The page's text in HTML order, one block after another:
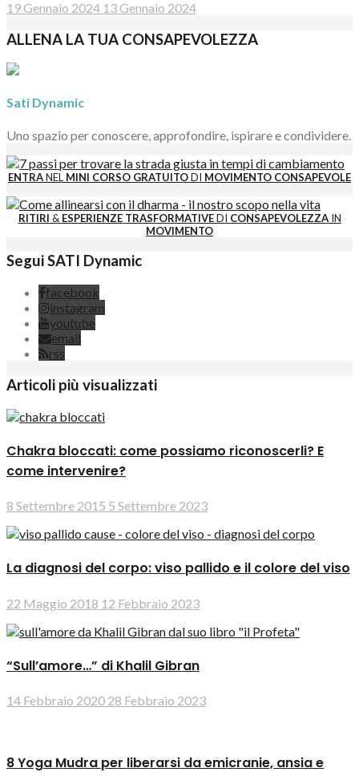
19 Gennaio 2024 13 Gennaio 2024
ALLENA LA TUA CONSAPEVOLEZZA
Sati Dynamic
Uno spazio per conoscere, approfondire, ispirare e condividere.
ENTRANEL MINI CORSO GRATUITODI MOVIMENTO CONSAPEVOLE
RITIRI & ESPERIENZE TRASFORMATIVEDI CONSAPEVOLEZZAIN
MOVIMENTO
Segui SATI Dynamic
facebook
instagram
youtube
email
rss
Articoli più visualizzati
Chakra bloccati: come possiamo riconoscerli? E
come intervenire?
8 Settembre 2015 5 Settembre 2023
La diagnosi del corpo: viso pallido e il colore del viso
22 Maggio 2018 12 Febbraio 2023
“Sull’amore…” di Khalil Gibran
14 Febbraio 2020 28 Febbraio 2023
8 Yoga Mudra per liberarsi da emicranie, ansia e